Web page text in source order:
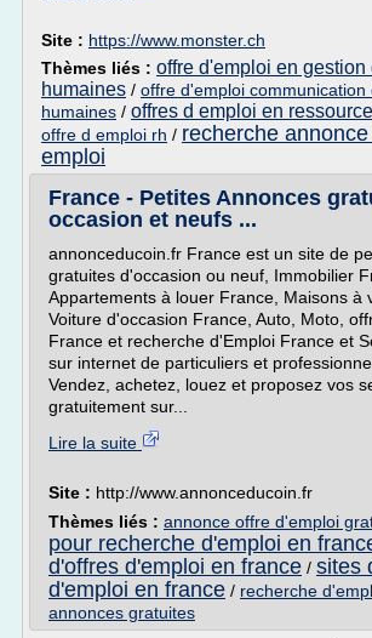
Site : https://www.monster.ch
Thèmes liés : offre d'emploi en gestion
humaines / offre d'emploi communication
humaines / offres d emploi en
offre d emploi rh / recherche
emploi
France - Petites Annonces
occasion et neufs ...
annonceducoin.fr France est un site de
gratuites d'occasion ou neuf, Immobilier
Appartements à louer France, Maisons à
Voiture d'occasion France, Auto, Moto,
France et recherche d'Emploi France et
sur internet de particuliers et
Vendez, achetez, louez et proposez vos
gratuitement sur...
Lire la suite
Site : http://www.annonceducoin.fr
Thèmes liés : annonce offre d'emploi
pour recherche d'emploi en
d'offres d'emploi en france / sites
d'emploi en france / recherche
annonces gratuites